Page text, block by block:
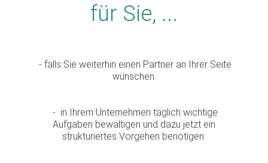
für Sie, ...
- falls Sie weiterhin einen Partner an Ihrer Seite
wünschen.
- in Ihrem Unternehmen täglich wichtige
Aufgaben bewältigen und dazu jetzt ein
strukturiertes Vorgehen benötigen.